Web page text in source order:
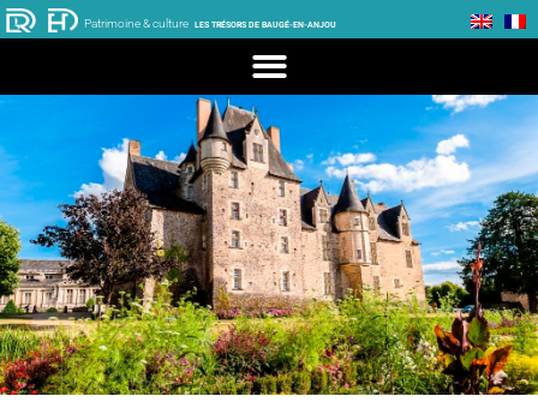
Patrimoine & culture LES TRÉSORS DE BAUGÉ-EN-ANJOU